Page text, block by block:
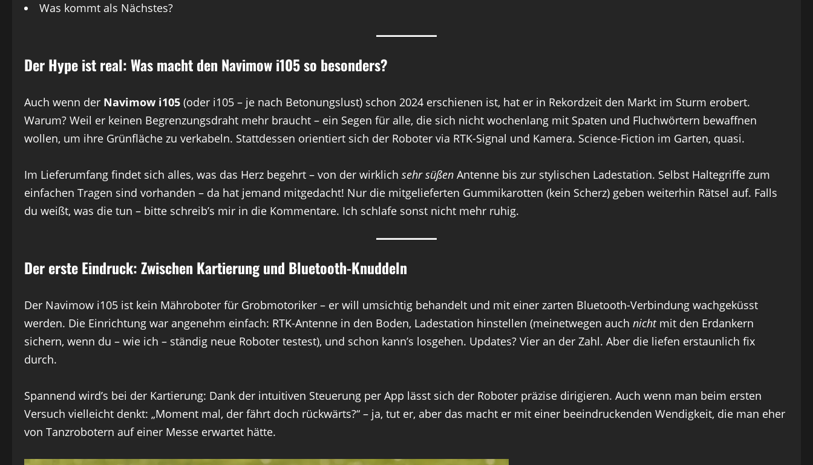
Was kommt als Nächstes?
Der Hype ist real: Was macht den Navimow i105 so besonders?
Auch wenn der Navimow i105 (oder i105 – je nach Betonungslust) schon 2024 erschienen ist, hat er in Rekordzeit den Markt im Sturm erobert.
Warum? Weil er keinen Begrenzungsdraht mehr braucht – ein Segen für alle, die sich nicht wochenlang mit Spaten und Fluchwörtern bewaffnen
wollen, um ihre Grünfläche zu verkabeln. Stattdessen orientiert sich der Roboter via RTK-Signal und Kamera. Science-Fiction im Garten, quasi.
Im Lieferumfang findet sich alles, was das Herz begehrt – von der wirklich sehr süßen Antenne bis zur stylischen Ladestation. Selbst Haltegriffe zum
einfachen Tragen sind vorhanden – da hat jemand mitgedacht! Nur die mitgelieferten Gummikarotten (kein Scherz) geben weiterhin Rätsel auf. Falls
du weißt, was die tun – bitte schreib’s mir in die Kommentare. Ich schlafe sonst nicht mehr ruhig.
Der erste Eindruck: Zwischen Kartierung und Bluetooth-Knuddeln
Der Navimow i105 ist kein Mähroboter für Grobmotoriker – er will umsichtig behandelt und mit einer zarten Bluetooth-Verbindung wachgeküsst
werden. Die Einrichtung war angenehm einfach: RTK-Antenne in den Boden, Ladestation hinstellen (meinetwegen auch nichtmit den Erdankern
sichern, wenn du – wie ich – ständig neue Roboter testest), und schon kann’s losgehen. Updates? Vier an der Zahl. Aber die liefen erstaunlich fix
durch.
Spannend wird’s bei der Kartierung: Dank der intuitiven Steuerung per App lässt sich der Roboter präzise dirigieren. Auch wenn man beim ersten
Versuch vielleicht denkt: „Moment mal, der fährt doch rückwärts?“ – ja, tut er, aber das macht er mit einer beeindruckenden Wendigkeit, die man eher
von Tanzrobotern auf einer Messe erwartet hätte.